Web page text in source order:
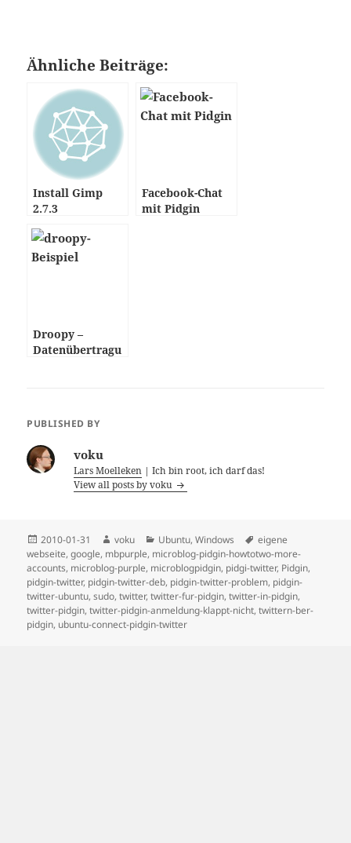
Ähnliche Beiträge:
Install Gimp
2.7.3
Facebook-Chat
mit Pidgin
Droopy –
Datenübertragu
PUBLISHED BY
voku
Lars Moelleken | Ich bin root, ich darf das!
View all posts by voku
Posted
on
2010-01-31 Author
voku Categories
Ubuntu,Windows Tags
eigene
webseite,google, mbpurple, microblog-pidgin-howtotwo-more-
accounts, microblog-purple, microblogpidgin, pidgi-twitter, Pidgin,
pidgin-twitter, pidgin-twitter-deb, pidgin-twitter-problem, pidgin-
twitter-ubuntu,sudo,twitter,twitter-fur-pidgin,twitter-in-pidgin,
twitter-pidgin,twitter-pidgin-anmeldung-klappt-nicht,twittern-ber-
pidgin, ubuntu-connect-pidgin-twitter